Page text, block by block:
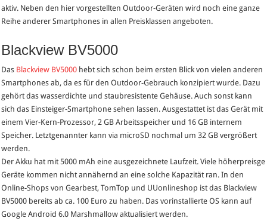
aktiv. Neben den hier vorgestellten Outdoor-Geräten wird noch eine ganze
Reihe anderer Smartphones in allen Preisklassen angeboten.
Blackview BV5000
Das Blackview BV5000 hebt sich schon beim ersten Blick von vielen anderen
Smartphones ab, da es für den Outdoor-Gebrauch konzipiert wurde. Dazu
gehört das wasserdichte und staubresistente Gehäuse. Auch sonst kann
sich das Einsteiger-Smartphone sehen lassen. Ausgestattet ist das Gerät mit
einem Vier-Kern-Prozessor, 2 GB Arbeitsspeicher und 16 GB internem
Speicher. Letztgenannter kann via microSD nochmal um 32 GB vergrößert
werden.
Der Akku hat mit 5000 mAh eine ausgezeichnete Laufzeit. Viele höherpreisge
Geräte kommen nicht annähernd an eine solche Kapazität ran. In den
Online-Shops von Gearbest, TomTop und UUonlineshop ist das Blackview
BV5000 bereits ab ca. 100 Euro zu haben. Das vorinstallierte OS kann auf
Google Android 6.0 Marshmallow aktualisiert werden.